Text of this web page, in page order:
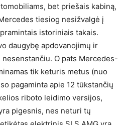
bet priešais kabiną,
tiesiog nesižvalgė į
istoriniais takais.
daugybę apdovanojimų ir
O pats Mercedes-
tik keturis metus (nuo
pagaminta apie 12 tūkstančių
riboto leidimo versijos,
pigesnis, nes neturi tų